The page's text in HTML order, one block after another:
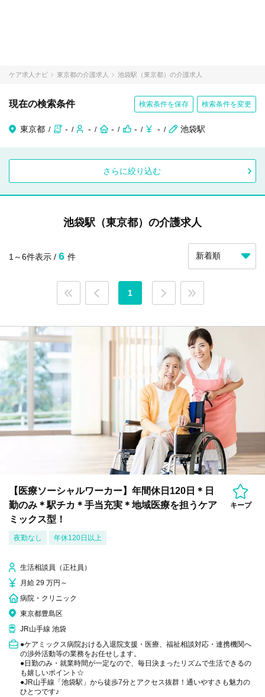
ケア求人ナビ 東京都の介護求人 池袋駅（東京都）の介護求人
現在の検索条件 検索条件を保存 検索条件を変更
東京都 - - - - - 池袋駅
さらに絞り込む
池袋駅（東京都）の介護求人
1～6件表示 / 6 件
1
【医療ソーシャルワーカー】年間休日120日＊日
勤のみ＊駅チカ＊手当充実＊地域医療を担うケア
ミックス型！
キープ
夜勤なし 年休120日以上
生活相談員（正社員）
月給 29 万円～
病院・クリニック
東京都豊島区
JR山手線 池袋
●ケアミックス病院おける入退院支援・医療、福祉相談対応・連携機関へ
の渉外活動等の業務をお任せします。
●日勤のみ・就業時間が一定なので、毎日決まったリズムで生活できるの
も嬉しいポイント☆
●JR山手線「池袋駅」から徒歩7分とアクセス抜群！通いやすさも魅力の
ひとつです♪